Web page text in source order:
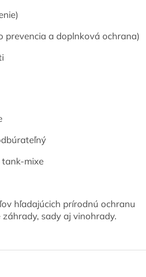
a doplnková ochrana)
mixe
hľadajúcich prírodnú ochranu
sady aj vinohrady.